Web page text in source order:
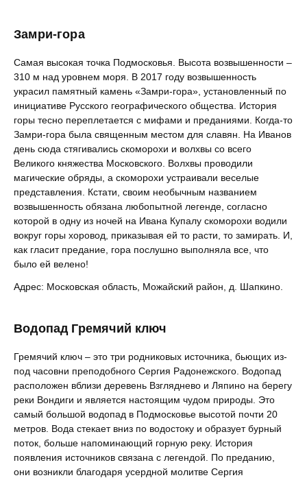
Замри-гора
Самая высокая точка Подмосковья. Высота возвышенности –
310 м над уровнем моря. В 2017 году возвышенность
украсил памятный камень «Замри-гора», установленный по
инициативе Русского географического общества. История
горы тесно переплетается с мифами и преданиями. Когда-то
Замри-гора была священным местом для славян. На Иванов
день сюда стягивались скоморохи и волхвы со всего
Великого княжества Московского. Волхвы проводили
магические обряды, а скоморохи устраивали веселые
представления. Кстати, своим необычным названием
возвышенность обязана любопытной легенде, согласно
которой в одну из ночей на Ивана Купалу скоморохи водили
вокруг горы хоровод, приказывая ей то расти, то замирать. И,
как гласит предание, гора послушно выполняла все, что
было ей велено!
Адрес: Московская область, Можайский район, д. Шапкино.
Водопад Гремячий ключ
Гремячий ключ – это три родниковых источника, бьющих из-
под часовни преподобного Сергия Радонежского. Водопад
расположен вблизи деревень Взгляднево и Ляпино на берегу
реки Вондиги и является настоящим чудом природы. Это
самый большой водопад в Подмосковье высотой почти 20
метров. Вода стекает вниз по водостоку и образует бурный
поток, больше напоминающий горную реку. История
появления источников связана с легендой. По преданию,
они возникли благодаря усердной молитве Сергия